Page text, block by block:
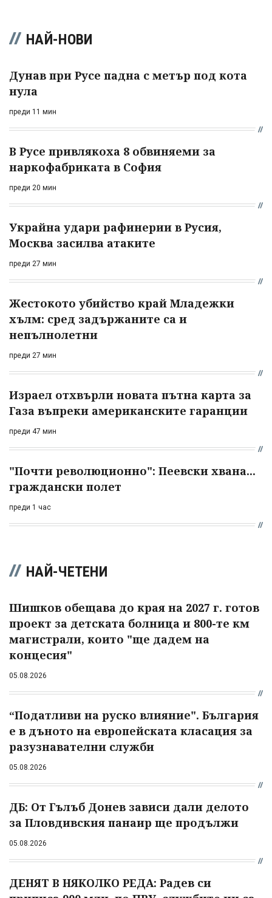
НАЙ-НОВИ
Дунав при Русе падна с метър под кота
нула
преди 11 мин
В Русе привлякоха 8 обвиняеми за
наркофабриката в София
преди 20 мин
Украйна удари рафинерии в Русия,
Москва засилва атаките
преди 27 мин
Жестокото убийство край Младежки
хълм: сред задържаните са и
непълнолетни
преди 27 мин
Израел отхвърли новата пътна карта за
Газа въпреки американските гаранции
преди 47 мин
"Почти революционно": Пеевски хвана...
граждански полет
преди 1 час
НАЙ-ЧЕТЕНИ
Шишков обещава до края на 2027 г. готов
проект за детската болница и 800-те км
магистрали, които "ще дадем на
концесия"
05.08.2026
“Податливи на руско влияние". България
е в дъното на европейската класация за
разузнавателни служби
05.08.2026
ДБ: От Гълъб Донев зависи дали делото
за Пловдивския панаир ще продължи
05.08.2026
ДЕНЯТ В НЯКОЛКО РЕДА: Радев си